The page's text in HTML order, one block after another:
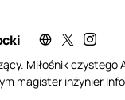
Miłośnik czystego
magister inżynier